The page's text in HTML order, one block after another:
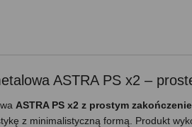
ASTRA PS x2 –
ASTRA PS x2 z prostym
z minimalistyczną formą. Produkt